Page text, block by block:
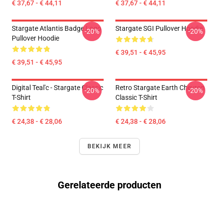
€ 37,67 - € 44,11 € 37,67 - € 44,11
Stargate Atlantis Badge Logo
Pullover Hoodie
€ 39,51 - € 45,95
-20% Stargate SGI Pullover Hoodie
€ 39,51 - € 45,95
-20%
Digital Teal'c - Stargate Classic
T-Shirt
€ 24,38 - € 28,06
-20%
Retro Stargate Earth Chevron
Classic T-Shirt
€ 24,38 - € 28,06
-20%
BEKIJK MEER
Gerelateerde producten